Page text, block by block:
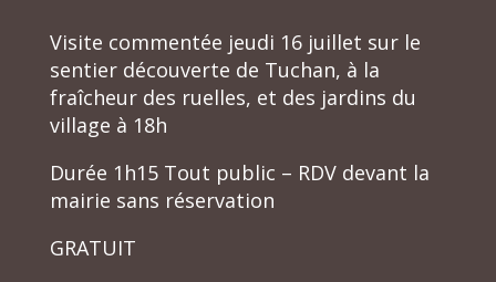
Visite commentée jeudi 16 juillet sur le
sentier découverte de Tuchan, à la
fraîcheur des ruelles, et des jardins du
village à 18h
Durée 1h15 Tout public – RDV devant la
mairie sans réservation
GRATUIT